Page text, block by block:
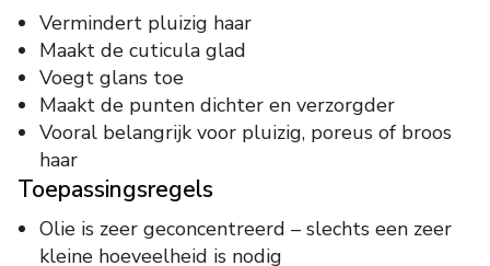
Vermindert pluizig haar
Maakt de cuticula glad
Voegt glans toe
Maakt de punten dichter en verzorgder
Vooral belangrijk voor pluizig, poreus of broos
haar
Toepassingsregels
Olie is zeer geconcentreerd – slechts een zeer
kleine hoeveelheid is nodig